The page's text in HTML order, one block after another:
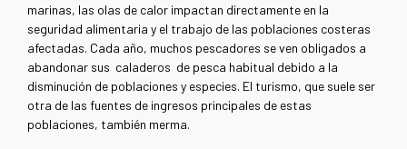
marinas, las olas de calor impactan directamente en la
seguridad alimentaria y el trabajo de las poblaciones costeras
afectadas. Cada año, muchos pescadores se ven obligados a
abandonar sus caladeros de pesca habitual debido a la
disminución de poblaciones y especies. El turismo, que suele ser
otra de las fuentes de ingresos principales de estas
poblaciones, también merma.